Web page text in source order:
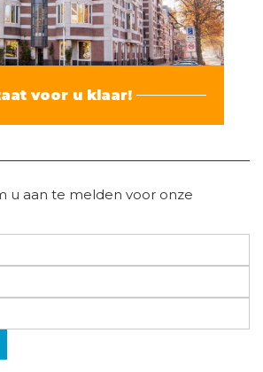
voor u klaar!
u aan te melden voor onze